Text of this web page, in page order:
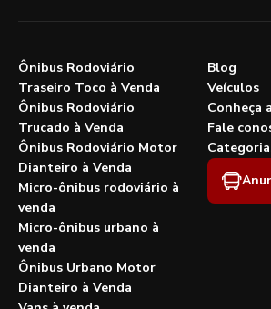
Ônibus Rodoviário
Traseiro Toco à Venda
Ônibus Rodoviário
Trucado à Venda
Ônibus Rodoviário Motor
Dianteiro à Venda
Micro-ônibus rodoviário à
venda
Micro-ônibus urbano à
venda
Ônibus Urbano Motor
Dianteiro à Venda
Blog
Veículos
Conheça
Fale